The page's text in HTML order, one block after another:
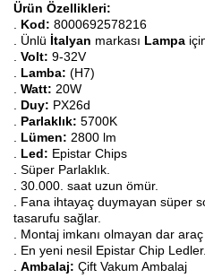
Ürün Özellikleri:
Kod: 8000692578216
. Ünlü İtalyan markası Lampa
Volt: 9-32V
Lamba: (H7)
Watt: 20W
Duy: PX26d
Parlaklık: 5700K
Lümen: 2800 lm
Led: Epistar Chips
. Süper Parlaklık.
. 30.000. saat uzun ömür.
. Fana ihtayaç duymayan süper
tasarufu sağlar.
. Montaj imkanı olmayan dar
. En yeni nesil Epistar Chip Ledler.
Ambalaj: Çift Vakum Ambalaj